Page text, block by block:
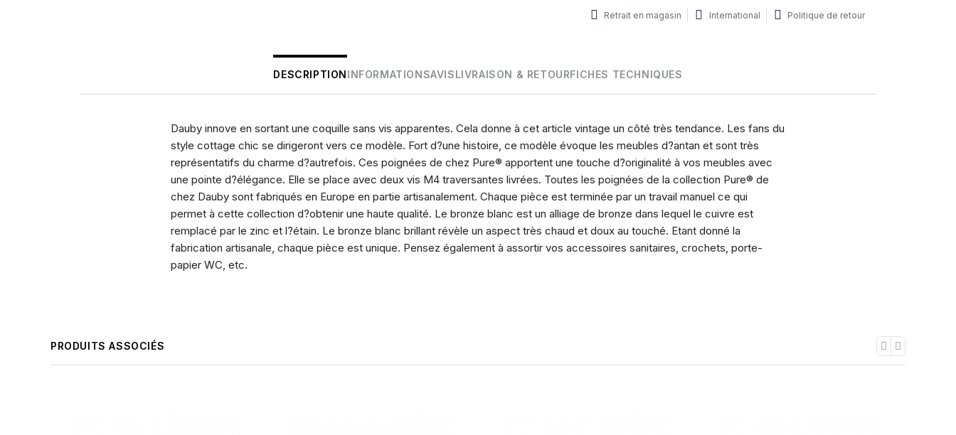
Retrait en magasin International Politique de retour
DESCRIPTIONINFORMATIONSAVISLIVRAISON & RETOURFICHES TECHNIQUES
Dauby innove en sortant une coquille sans vis apparentes. Cela donne à cet article vintage un côté très tendance. Les fans du
style cottage chic se dirigeront vers ce modèle. Fort d?une histoire, ce modèle évoque les meubles d?antan et sont très
représentatifs du charme d?autrefois. Ces poignées de chez Pure® apportent une touche d?originalité à vos meubles avec
une pointe d?élégance. Elle se place avec deux vis M4 traversantes livrées. Toutes les poignées de la collection Pure® de
chez Dauby sont fabriqués en Europe en partie artisanalement. Chaque pièce est terminée par un travail manuel ce qui
permet à cette collection d?obtenir une haute qualité. Le bronze blanc est un alliage de bronze dans lequel le cuivre est
remplacé par le zinc et l?étain. Le bronze blanc brillant révèle un aspect très chaud et doux au touché. Etant donné la
fabrication artisanale, chaque pièce est unique. Pensez également à assortir vos accessoires sanitaires, crochets, porte-
papier WC, etc.
PRODUITS ASSOCIÉS